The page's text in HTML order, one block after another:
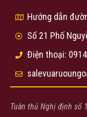
Hướng dẫn
Số 21 Phố
Điện thoại:
Tuân thủ Nghị định số